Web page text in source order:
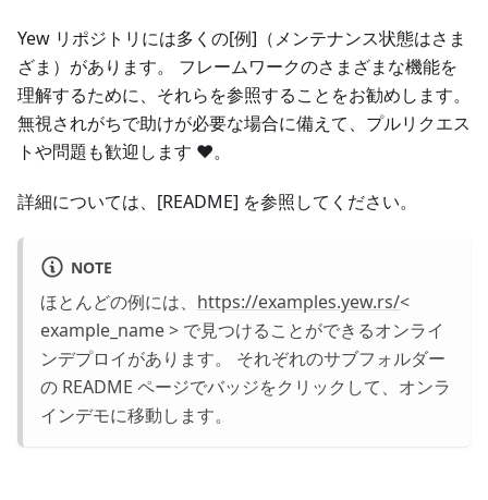
Yew リポジトリには多くの[例]（メンテナンス状態はさま
ざま）があります。 フレームワークのさまざまな機能を
理解するために、それらを参照することをお勧めします。
無視されがちで助けが必要な場合に備えて、プルリクエス
トや問題も歓迎します ♥️。
詳細については、[README] を参照してください。
NOTE
ほとんどの例には、 https://examples.yew.rs/<
example_name > で見つけることができるオンライ
ンデプロイがあります。 それぞれのサブフォルダー
の README ページでバッジをクリックして、オンラ
インデモに移動します。